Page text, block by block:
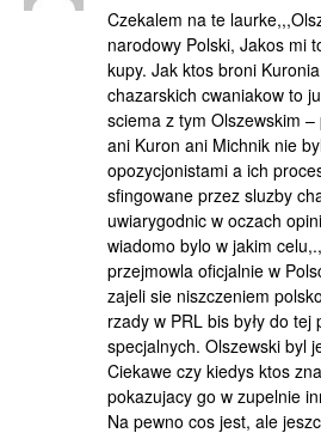
Czekalem na te
narodowy Polski, Jakos mi
kupy. Jak ktos broni
chazarskich cwaniakow to
sciema z tym Olszewskim
ani Kuron ani Michnik nie
opozycjonistami a ich
sfingowane przez sluzby
uwiarygodnic w oczach
wiadomo bylo w jakim
przejmowla oficjalnie w
zajeli sie niszczeniem
rzady w PRL bis były do
specjalnych. Olszewski byl
Ciekawe czy kiedys ktos
pokazujacy go w zupelnie
Na pewno cos jest, ale